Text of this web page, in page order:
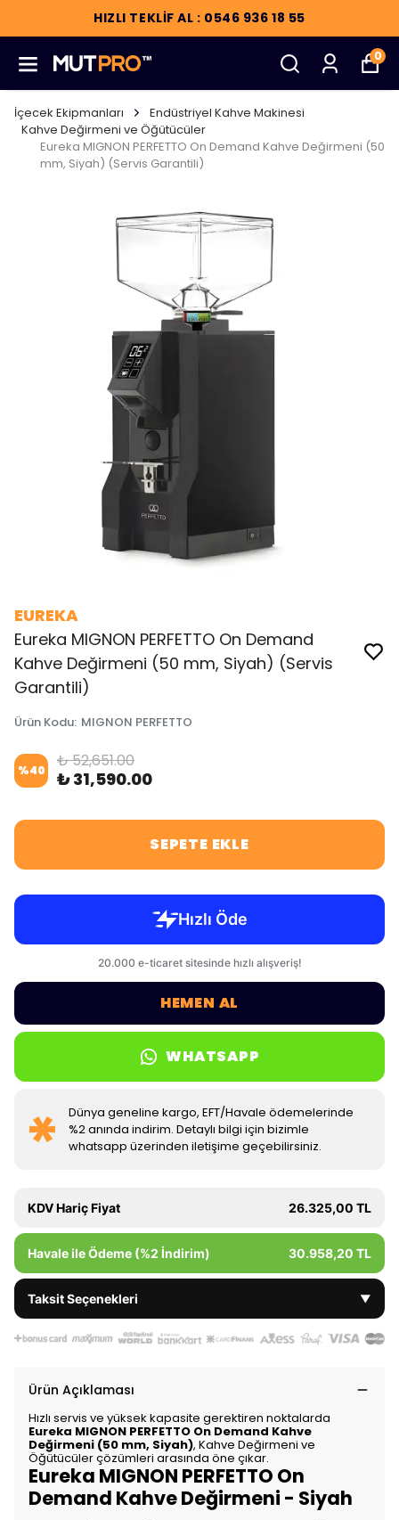
HIZLI TEKLİF AL : 0546 936 18 55
0
İçecek Ekipmanları
Endüstriyel Kahve Makinesi
Kahve Değirmeni ve Öğütücüler
Eureka MIGNON PERFETTO On Demand Kahve Değirmeni (50
mm, Siyah) (Servis Garantili)
EUREKA
Eureka MIGNON PERFETTO On Demand
Kahve Değirmeni (50 mm, Siyah) (Servis
Garantili)
Ürün Kodu: MIGNON PERFETTO
%40 ₺ 52,651.00
₺ 31,590.00
SEPETE EKLE
HEMEN AL
WHATSAPP
Dünya geneline kargo, EFT/Havale ödemelerinde
%2 anında indirim. Detaylı bilgi için bizimle
whatsapp üzerinden iletişime geçebilirsiniz.
KDV Hariç Fiyat 26.325,00 TL
Havale ile Ödeme (%2 İndirim) 30.958,20 TL
Taksit Seçenekleri ▼
Ürün Açıklaması
Hızlı servis ve yüksek kapasite gerektiren noktalarda
Eureka MIGNON PERFETTO On Demand Kahve
Değirmeni (50 mm, Siyah), Kahve Değirmeni ve
Öğütücüler çözümleri arasında öne çıkar.
Eureka MIGNON PERFETTO On
Demand Kahve Değirmeni - Siyah